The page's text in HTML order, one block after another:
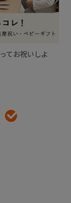
てお祝いしよ